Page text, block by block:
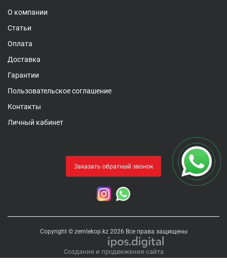
О компании
Статьи
Оплата
Доставка
Гарантии
Пользовательское соглашение
Контакты
Личный кабинет
Заказать обратный звонок
Copyright © zemlekop.kz 2026 Все права защищены
Создание и продвижение сайта